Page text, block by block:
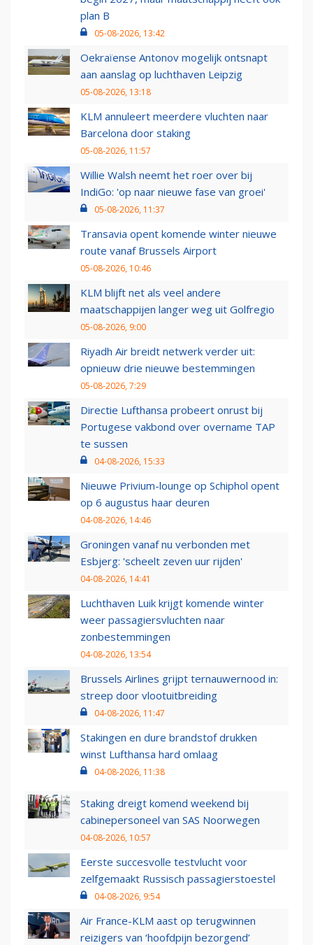
plan B
05-08-2026, 13:42
Oekraïense Antonov mogelijk ontsnapt
aan aanslag op luchthaven Leipzig
05-08-2026, 13:18
KLM annuleert meerdere vluchten naar
Barcelona door staking
05-08-2026, 11:57
Willie Walsh neemt het roer over bij
IndiGo: 'op naar nieuwe fase van groei'
05-08-2026, 11:37
Transavia opent komende winter nieuwe
route vanaf Brussels Airport
05-08-2026, 10:46
KLM blijft net als veel andere
maatschappijen langer weg uit Golfregio
05-08-2026, 9:00
Riyadh Air breidt netwerk verder uit:
opnieuw drie nieuwe bestemmingen
05-08-2026, 7:29
Directie Lufthansa probeert onrust bij
Portugese vakbond over overname TAP
te sussen
04-08-2026, 15:33
Nieuwe Privium-lounge op Schiphol opent
op 6 augustus haar deuren
04-08-2026, 14:46
Groningen vanaf nu verbonden met
Esbjerg: 'scheelt zeven uur rijden'
04-08-2026, 14:41
Luchthaven Luik krijgt komende winter
weer passagiersvluchten naar
zonbestemmingen
04-08-2026, 13:54
Brussels Airlines grijpt ternauwernood in:
streep door vlootuitbreiding
04-08-2026, 11:47
Stakingen en dure brandstof drukken
winst Lufthansa hard omlaag
04-08-2026, 11:38
Staking dreigt komend weekend bij
cabinepersoneel van SAS Noorwegen
04-08-2026, 10:57
Eerste succesvolle testvlucht voor
zelfgemaakt Russisch passagierstoestel
04-08-2026, 9:54
Air France-KLM aast op terugwinnen
reizigers van ‘hoofdpijn bezorgend’